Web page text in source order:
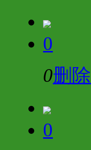
0
0删除
0